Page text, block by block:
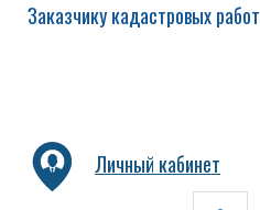
Заказчику кадастровых работ
Личный кабинет